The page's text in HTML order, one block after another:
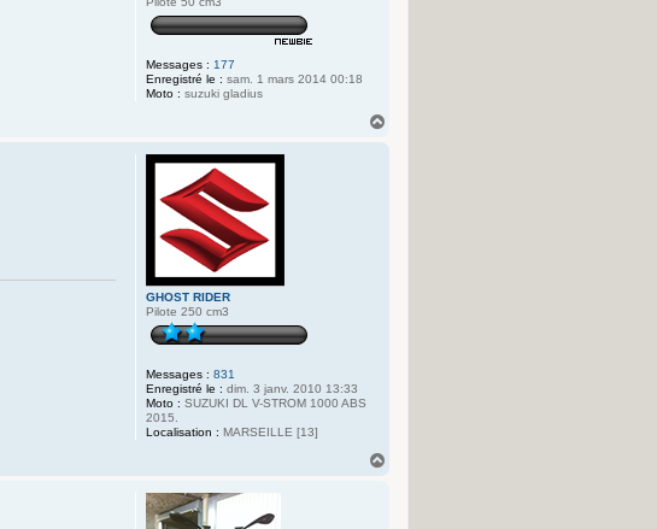
Messages : 177
Enregistré le : sam. 1 mars 2014 00:18
Moto : suzuki gladius
GHOST RIDER
Pilote 250 cm3
Messages : 831
Enregistré le : dim. 3 janv. 2010 13:33
Moto : SUZUKI DL V-STROM 1000 ABS
2015.
Localisation : MARSEILLE [13]